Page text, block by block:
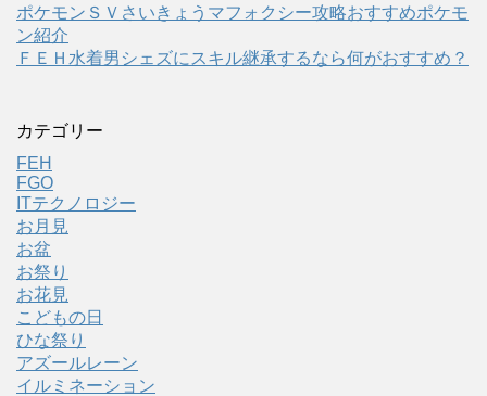
ポケモンＳＶさいきょうマフォクシー攻略おすすめポケモ
ン紹介
ＦＥＨ水着男シェズにスキル継承するなら何がおすすめ？
カテゴリー
FEH
FGO
ITテクノロジー
お月見
お盆
お祭り
お花見
こどもの日
ひな祭り
アズールレーン
イルミネーション